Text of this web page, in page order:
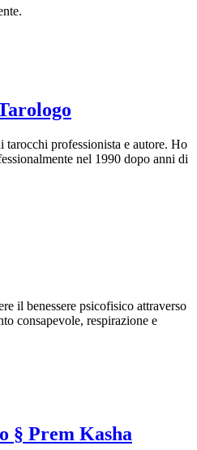
tarocchi professionista e autore. Ho
nel 1990 dopo anni di
il benessere psicofisico attraverso
consapevole, respirazione e
§ Prem Kasha